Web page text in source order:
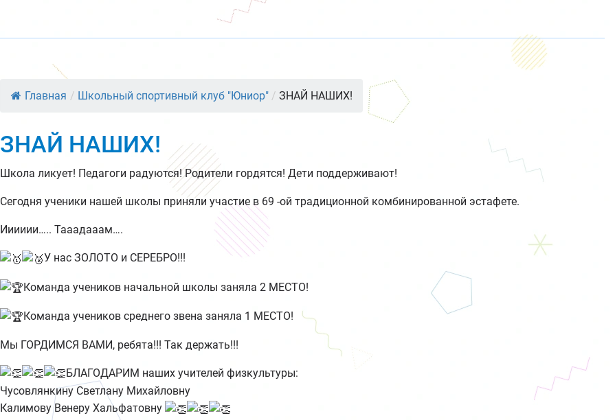
Главная / Школьный спортивный клуб "Юниор" / ЗНАЙ НАШИХ!
ЗНАЙ НАШИХ!
Школа ликует! Педагоги радуются! Родители гордятся! Дети поддерживают!
Сегодня ученики нашей школы приняли участие в 69 -ой традиционной комбинированной эстафете.
Ииииии….. Тааадааам….
У нас ЗОЛОТО и СЕРЕБРО!!!
Команда учеников начальной школы заняла 2 МЕСТО!
Команда учеников среднего звена заняла 1 МЕСТО!
Мы ГОРДИМСЯ ВАМИ, ребята!!! Так держать!!!
БЛАГОДАРИМ наших учителей физкультуры:
Чусовлянкину Светлану Михайловну
Калимову Венеру Хальфатовну